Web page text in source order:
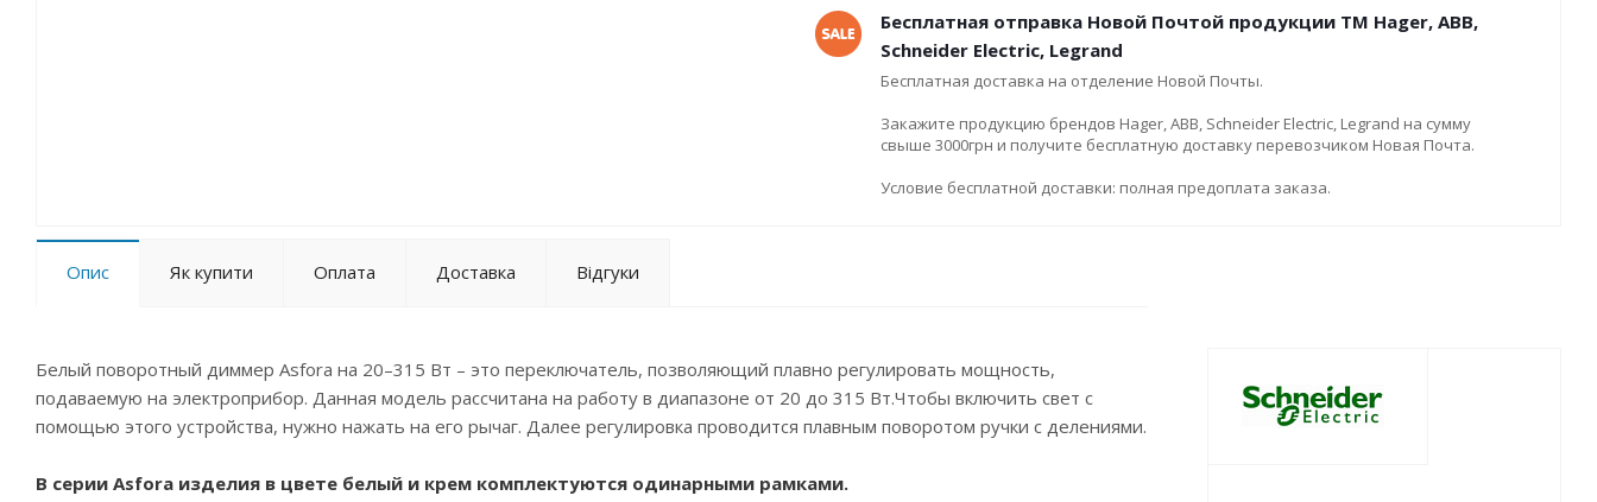
Бесплатная отправка Новой Почтой продукции ТМ Hager, ABB,
Schneider Electric, Legrand
Бесплатная доставка на отделение Новой Почты.
Закажите продукцию брендов Hager, ABB, Schneider Electric, Legrand на сумму
свыше 3000грн и получите бесплатную доставку перевозчиком Новая Почта.
Условие бесплатной доставки: полная предоплата заказа.
Опис Як купити Оплата Доставка Відгуки
Белый поворотный диммер Asfora на 20–315 Вт – это переключатель, позволяющий плавно регулировать мощность,
подаваемую на электроприбор. Данная модель рассчитана на работу в диапазоне от 20 до 315 Вт.Чтобы включить свет с
помощью этого устройства, нужно нажать на его рычаг. Далее регулировка проводится плавным поворотом ручки с делениями.
В серии Asfora изделия в цвете белый и крем комплектуются одинарными рамками.